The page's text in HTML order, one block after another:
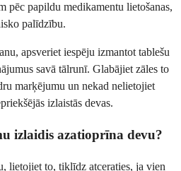
pēc papildu medikamentu lietošanas,
palīdzību.
apsveriet iespēju izmantot tablešu
savā tālrunī. Glabājiet zāles to
marķējumu un nekad nelietojiet
izlaistās devas.
izlaidis azatioprīna devu?
lietojiet to, tiklīdz atceraties, ja vien